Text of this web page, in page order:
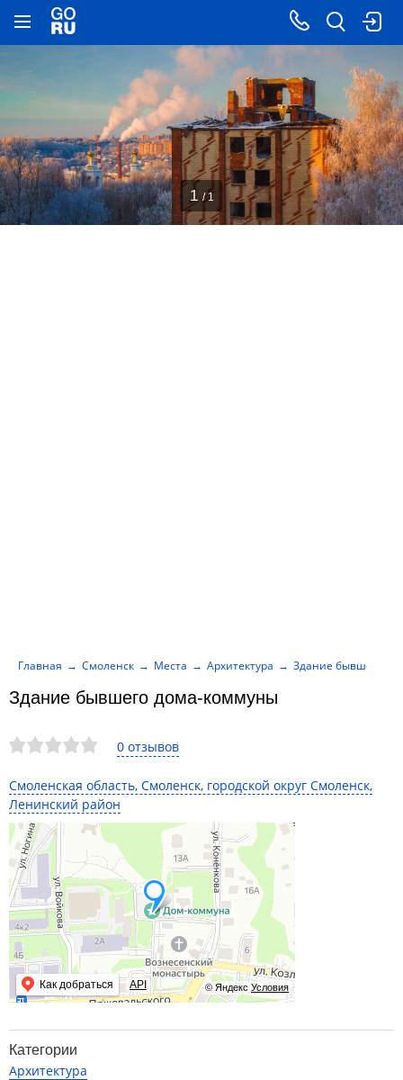
0 отзывов
Смоленская область, Смоленск, городской округ Смоленск,
Ленинский район
© Яндекс Условия
Как добраться API
Здание бывшего дома-коммуны
Главная Смоленск Места Архитектура Здание бывшего
1 / 1
Категории
Архитектура